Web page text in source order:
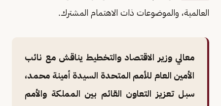
العالمية، والموضوعات ذات الاهتمام المشترك.
معالي وزير الاقتصاد والتخطيط يناقش مع نائب
الأمين العام للأمم المتحدة السيدة أمينة محمد،
سبل تعزيز التعاون القائم بين المملكة والأمم